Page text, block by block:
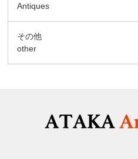
Antiques
その他
other